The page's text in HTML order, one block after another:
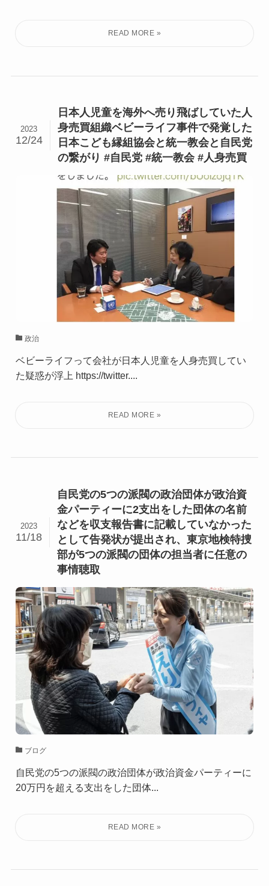
日本人児童を海外へ売り飛ばしていた人
身売買組織ベビーライフ事件で発覚した
日本こども縁組協会と統一教会と自民党
の繋がり #自民党 #統一教会 #人身売買
2023
12/24
政治
ベビーライフって会社が日本人児童を人身売買してい
た疑惑が浮上 https://twitter....
自民党の5つの派閥の政治団体が政治資
金パーティーに2支出をした団体の名前
などを収支報告書に記載していなかった
として告発状が提出され、東京地検特捜
部が5つの派閥の団体の担当者に任意の
事情聴取
2023
11/18
ブログ
自民党の5つの派閥の政治団体が政治資金パーティーに
20万円を超える支出をした団体...